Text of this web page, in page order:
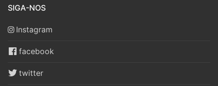
SIGA-NOS
Instagram
facebook
twitter